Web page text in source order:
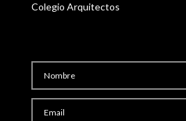
Colegio Arquitectos